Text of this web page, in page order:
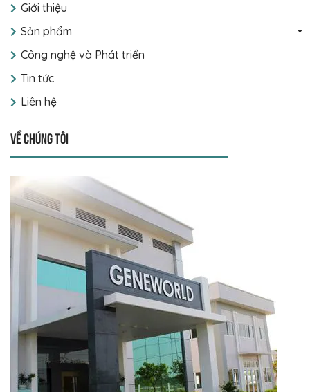
Giới thiệu
Sản phẩm
Công nghệ và Phát triển
Tin tức
Liên hệ
Về chúng tôi